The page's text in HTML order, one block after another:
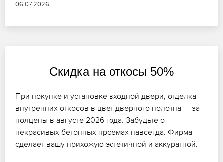
06.07.2026
Скидка на откосы 50%
При покупке и установке входной двери, отделка
внутренних откосов в цвет дверного полотна — за
полцены в августе 2026 года. Забудьте о
некрасивых бетонных проемах навсегда. Фирма
сделает вашу прихожую эстетичной и аккуратной.